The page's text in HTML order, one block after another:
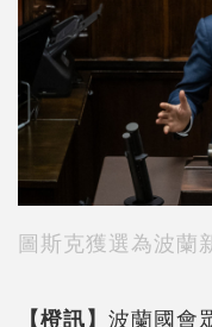
圖斯克獲選為波蘭
【橙訊】 波蘭國會